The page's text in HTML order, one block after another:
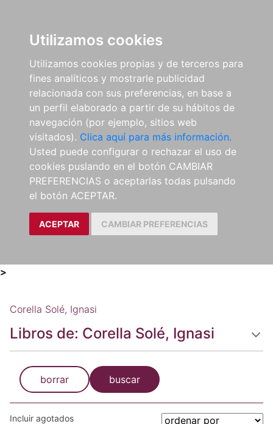
Utilizamos cookies
Utilizamos cookies propias y de terceros para
fines analíticos y mostrarle publicidad
relacionada con sus preferencias, en base a
un perfil elaborado a partir de su hábitos de
navegación (por ejemplo, sitios web
visitados). Clica aquí para más información.
Usted puede configurar o rechazar el uso de
cookies puslando en el botón CAMBIAR
PREFERENCIAS o aceptarlas todas pulsando
el botón ACEPTAR.
ACEPTAR CAMBIAR PREFERENCIAS
>
Corella Solé, Ignasi
Libros de: Corella Solé, Ignasi
borrar buscar
Incluir agotados